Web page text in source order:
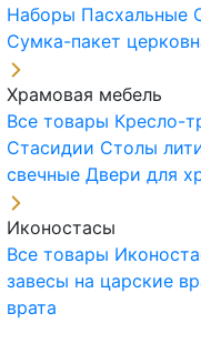
Наборы Пасхальные
Сумка-пакет
Храмовая мебель
Все товары Кресло-
Стасидии Столы
свечные Двери для
Иконостасы
Все товары
завесы на царские
врата